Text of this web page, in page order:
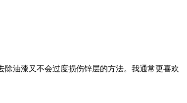
油漆又不会过度损伤锌层的方法。我通常更喜欢